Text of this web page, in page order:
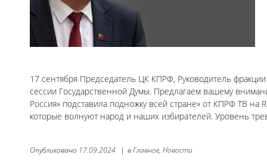
17 сентября Председатель ЦК КПРФ, Руководитель
сессии Государственной Думы. Предлагаем вашему
Россия» подставила подножку всей стране» от КПРФ ТВ
которые волнуют народ и наших избирателей. Уровень
Опубликовано 17.09.2024 | вГлавное, Новости